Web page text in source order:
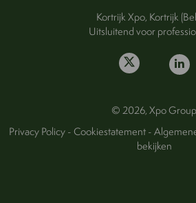
Kortrijk Xpo, Kortrijk
Uitsluitend voor
© 2026, Xpo Group
Privacy Policy-Cookiestatement-
bekijken